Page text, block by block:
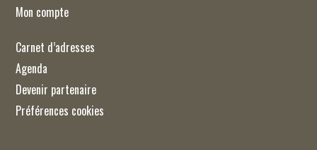
Mon compte
Carnet d’adresses
Agenda
Devenir partenaire
Préférences cookies